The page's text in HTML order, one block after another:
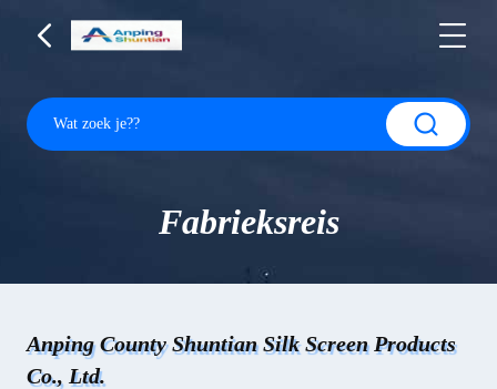
Fabrieksreis
Anping County Shuntian Silk Screen Products
Co., Ltd.